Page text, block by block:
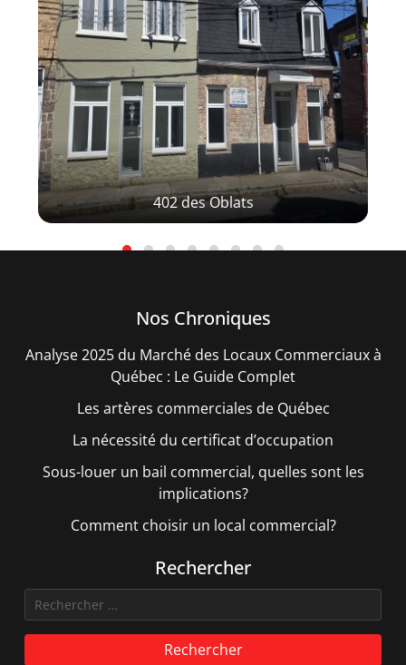
402 des Oblats
Nos Chroniques
Analyse 2025 du Marché des Locaux Commerciaux à
Québec : Le Guide Complet
Les artères commerciales de Québec
La nécessité du certificat d’occupation
Sous-louer un bail commercial, quelles sont les
implications?
Comment choisir un local commercial?
Rechercher
Rechercher